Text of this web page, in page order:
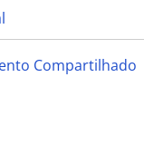
Compartilhado